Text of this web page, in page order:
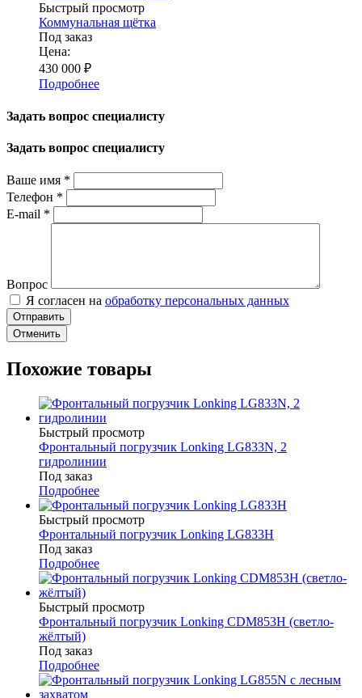
Быстрый просмотр
Коммунальная щётка
Под заказ
Цена:
430 000 ₽
Подробнее
Задать вопрос специалисту
Задать вопрос специалисту
Ваше имя *
Телефон *
E-mail *
Вопрос
Я согласен на обработку персональных данных
Отменить
Похожие товары
Быстрый просмотр
Фронтальный погрузчик Lonking LG833N, 2
гидролинии
Под заказ
Подробнее
Быстрый просмотр
Фронтальный погрузчик Lonking LG833H
Под заказ
Подробнее
Быстрый просмотр
Фронтальный погрузчик Lonking CDM853H (светло-
жёлтый)
Под заказ
Подробнее